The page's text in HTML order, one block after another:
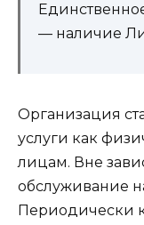
— наличие
Организация
услуги как
лицам. Вне
обслуживание
Периодически